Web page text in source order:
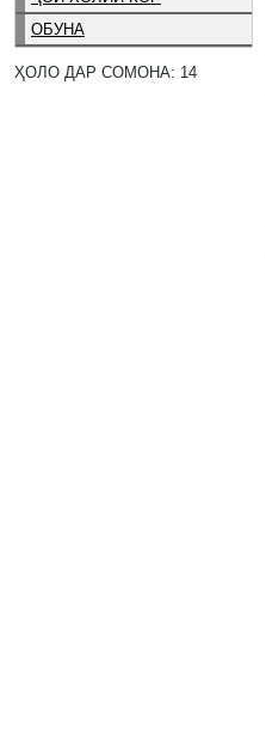
ОБУНА
ҲОЛО ДАР СОМОНА: 14